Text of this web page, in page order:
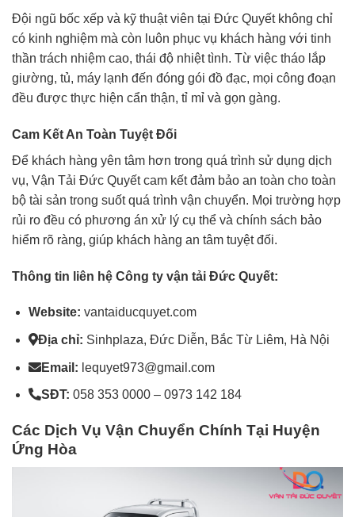
Đội ngũ bốc xếp và kỹ thuật viên tại Đức Quyết không chỉ
có kinh nghiệm mà còn luôn phục vụ khách hàng với tinh
thần trách nhiệm cao, thái độ nhiệt tình. Từ việc tháo lắp
giường, tủ, máy lạnh đến đóng gói đồ đạc, mọi công đoạn
đều được thực hiện cẩn thận, tỉ mỉ và gọn gàng.
Cam Kết An Toàn Tuyệt Đối
Để khách hàng yên tâm hơn trong quá trình sử dụng dịch
vụ, Vận Tải Đức Quyết cam kết đảm bảo an toàn cho toàn
bộ tài sản trong suốt quá trình vận chuyển. Mọi trường hợp
rủi ro đều có phương án xử lý cụ thể và chính sách bảo
hiểm rõ ràng, giúp khách hàng an tâm tuyệt đối.
Thông tin liên hệ Công ty vận tải Đức Quyết:
Website: vantaiducquyet.com
Địa chỉ: Sinhplaza, Đức Diễn, Bắc Từ Liêm, Hà Nội
Email: lequyet973@gmail.com
SĐT: 058 353 0000 – 0973 142 184
Các Dịch Vụ Vận Chuyển Chính Tại Huyện
Ứng Hòa